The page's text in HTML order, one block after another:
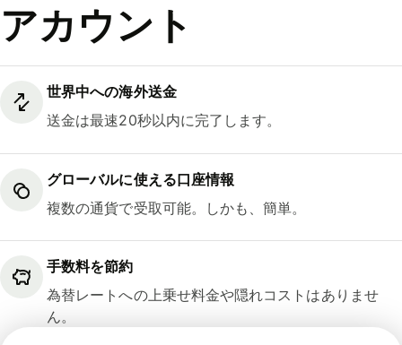
アカウント
世界中への海外送金
送金は最速20秒以内に完了します。
グローバルに使える口座情報
複数の通貨で受取可能。しかも、簡単。
手数料を節約
為替レートへの上乗せ料金や隠れコストはありませ
ん。